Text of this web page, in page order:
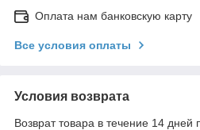
Оплата нам банковскую карту
Все условия оплаты
Условия возврата
Возврат товара в течение 14 дней